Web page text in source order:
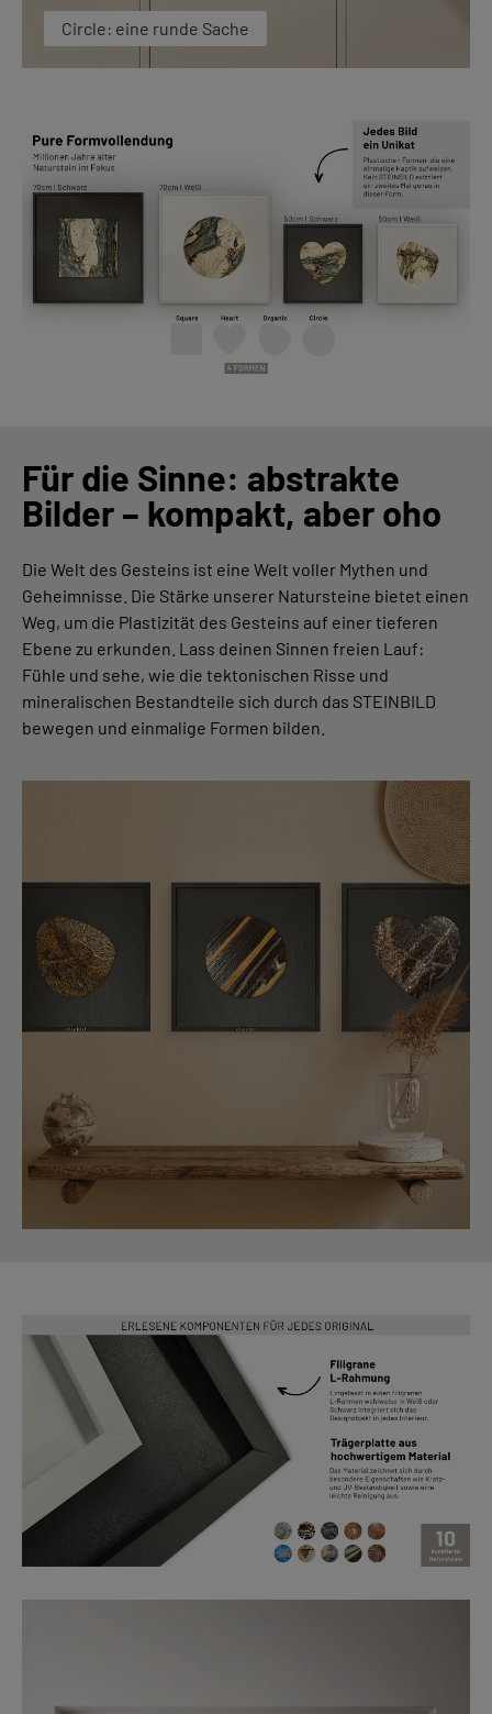
Circle: eine runde Sache
Für die Sinne: abstrakte
Bilder – kompakt, aber oho
Die Welt des Gesteins ist eine Welt voller Mythen und
Geheimnisse. Die Stärke unserer Natursteine bietet einen
Weg, um die Plastizität des Gesteins auf einer tieferen
Ebene zu erkunden. Lass deinen Sinnen freien Lauf:
Fühle und sehe, wie die tektonischen Risse und
mineralischen Bestandteile sich durch das STEINBILD
bewegen und einmalige Formen bilden.